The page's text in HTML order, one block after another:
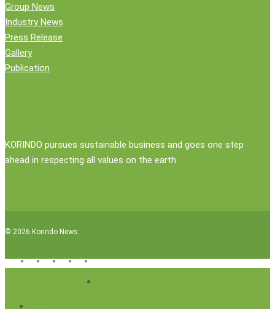
Group News
Industry News
Press Release
Gallery
Publication
KORINDO pursues sustainable business and goes one step
ahead in respecting all values on the earth.
© 2026 Korindo News.
x-
facebooklinkedinyoutubeinstagram